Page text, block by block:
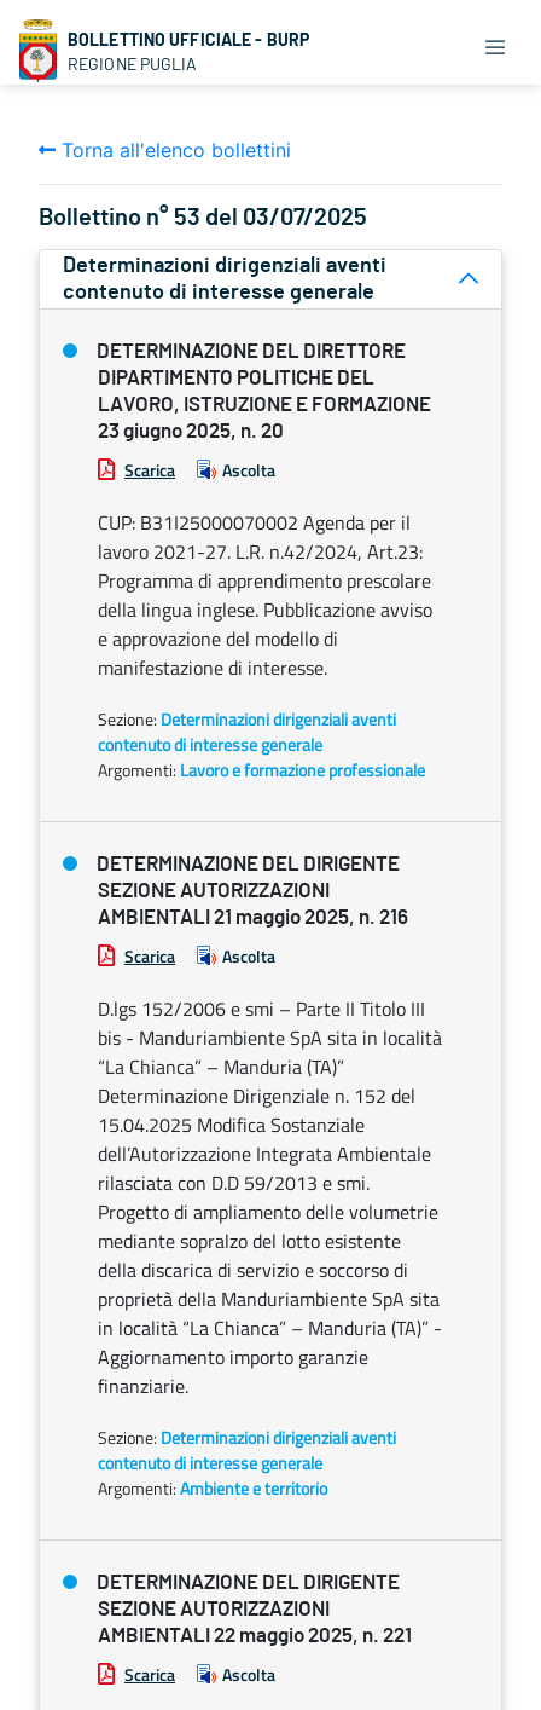
BOLLETTINO UFFICIALE - BURP
REGIONE PUGLIA
Torna all'elenco bollettini
Bollettino n° 53 del 03/07/2025
Determinazioni dirigenziali aventi
contenuto di interesse generale
DETERMINAZIONE DEL DIRETTORE
DIPARTIMENTO POLITICHE DEL
LAVORO, ISTRUZIONE E FORMAZIONE
23 giugno 2025, n. 20
Scarica Ascolta
CUP: B31I25000070002 Agenda per il
lavoro 2021-27. L.R. n.42/2024, Art.23:
Programma di apprendimento prescolare
della lingua inglese. Pubblicazione avviso
e approvazione del modello di
manifestazione di interesse.
Sezione: Determinazioni dirigenziali aventi
contenuto di interesse generale
Argomenti: Lavoro e formazione professionale
DETERMINAZIONE DEL DIRIGENTE
SEZIONE AUTORIZZAZIONI
AMBIENTALI 21 maggio 2025, n. 216
Scarica Ascolta
D.lgs 152/2006 e smi – Parte II Titolo III
bis - Manduriambiente SpA sita in località
“La Chianca” – Manduria (TA)”
Determinazione Dirigenziale n. 152 del
15.04.2025 Modifica Sostanziale
dell’Autorizzazione Integrata Ambientale
rilasciata con D.D 59/2013 e smi.
Progetto di ampliamento delle volumetrie
mediante sopralzo del lotto esistente
della discarica di servizio e soccorso di
proprietà della Manduriambiente SpA sita
in località “La Chianca” – Manduria (TA)” -
Aggiornamento importo garanzie
finanziarie.
Sezione: Determinazioni dirigenziali aventi
contenuto di interesse generale
Argomenti:Ambiente e territorio
DETERMINAZIONE DEL DIRIGENTE
SEZIONE AUTORIZZAZIONI
AMBIENTALI 22 maggio 2025, n. 221
Scarica Ascolta